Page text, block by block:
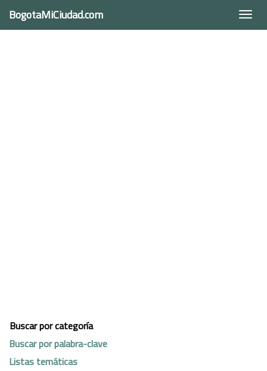
BogotaMiCiudad.com
Buscar por categoría
Buscar por palabra-clave
Listas temáticas